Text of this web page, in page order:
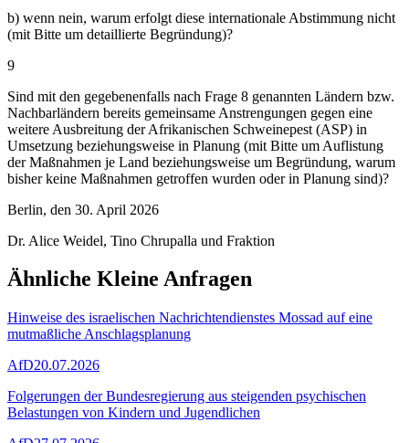
b) wenn nein, warum erfolgt diese internationale Abstimmung nicht
(mit Bitte um detaillierte Begründung)?
9
Sind mit den gegebenenfalls nach Frage 8 genannten Ländern bzw.
Nachbarländern bereits gemeinsame Anstrengungen gegen eine
weitere Ausbreitung der Afrikanischen Schweinepest (ASP) in
Umsetzung beziehungsweise in Planung (mit Bitte um Auflistung
der Maßnahmen je Land beziehungsweise um Begründung, warum
bisher keine Maßnahmen getroffen wurden oder in Planung sind)?
Berlin, den 30. April 2026
Dr. Alice Weidel, Tino Chrupalla und Fraktion
Ähnliche Kleine Anfragen
Hinweise des israelischen Nachrichtendienstes Mossad auf eine
mutmaßliche Anschlagsplanung
AfD20.07.2026
Folgerungen der Bundesregierung aus steigenden psychischen
Belastungen von Kindern und Jugendlichen